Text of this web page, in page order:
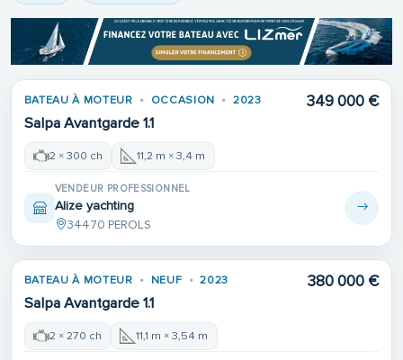
Place de port
BATEAU À MOTEUR OCCASION 2023
Salpa Avantgarde 1.1
349 000 €
2 × 300 ch 11,2 m × 3,4 m
VENDEUR PROFESSIONNEL
Alize yachting
34470 PEROLS
BATEAU À MOTEUR NEUF 2023
Salpa Avantgarde 1.1
380 000 €
2 × 270 ch 11,1 m × 3,54 m